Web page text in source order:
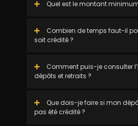
Quel est le montant
Combien de temps faut-il
soit crédité ?
Comment puis-je consulter
dépôts et retraits ?
Que dois-je faire si mon
pas été crédité ?